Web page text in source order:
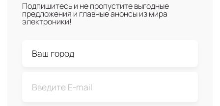
Подпишитесь и не пропустите выгодные
предложения и главные анонсы из мира
электроники!